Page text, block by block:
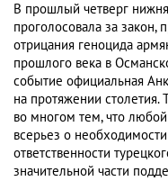
В прошлый четверг
проголосовала за
отрицания геноцида
прошлого века в
событие официальная
на протяжении столетия.
во многом тем, что
всерьез о
ответственности
значительной части